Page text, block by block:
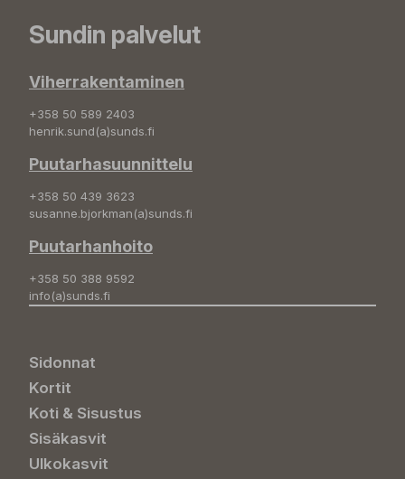
Sundin palvelut
Viherrakentaminen
+358 50 589 2403
henrik.sund(a)sunds.fi
Puutarhasuunnittelu
+358 50 439 3623
susanne.bjorkman(a)sunds.fi
Puutarhanhoito
+358 50 388 9592
info(a)sunds.fi
Sidonnat
Kortit
Koti & Sisustus
Sisäkasvit
Ulkokasvit